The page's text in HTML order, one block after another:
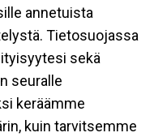
annetuista
Tietosuojassa
sekä
seuralle
keräämme
kuin tarvitsemme